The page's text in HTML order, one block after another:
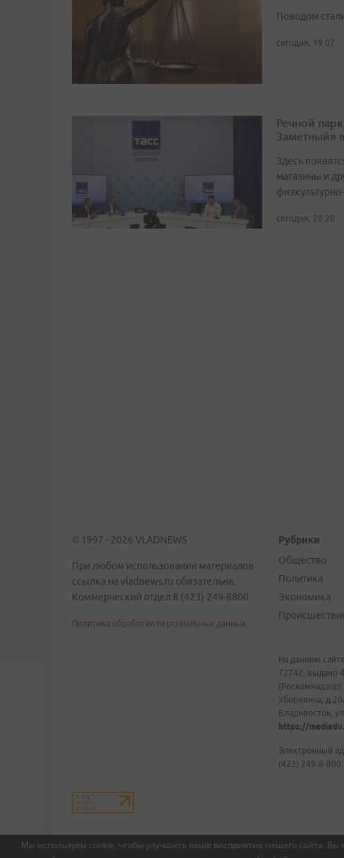
Мы используем cookie, чтобы улучшить ваше восприятие нашего сайта.
Поводом
сегодня, 19:07
Речной
Заметный»
Здесь
магазины и
сегодня, 20:20
© 1997 - 2026 VLADNEWS
При любом использовании материалов
ссылка на vladnews.ru обязательна.
Коммерческий отдел 8 (423) 249-8800
Политика обработки персональных данных
Рубрики
Общество
Политика
Экономика
На данном
72742, выдано
Уборевича,
Владивосток,
https://
Электронный
(423) 249-8-